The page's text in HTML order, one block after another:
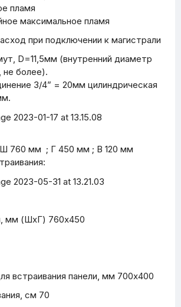
пламя
максимальное пламя
при подключении к магистрали
D=11,5мм (внутренний диаметр
не более).
3/4” = 20мм цилиндрическая
Ш 760 мм ; Г 450 мм ; В 120 мм
мм (ШxГ) 760х450
встраивания панели, мм 700х400
см 70